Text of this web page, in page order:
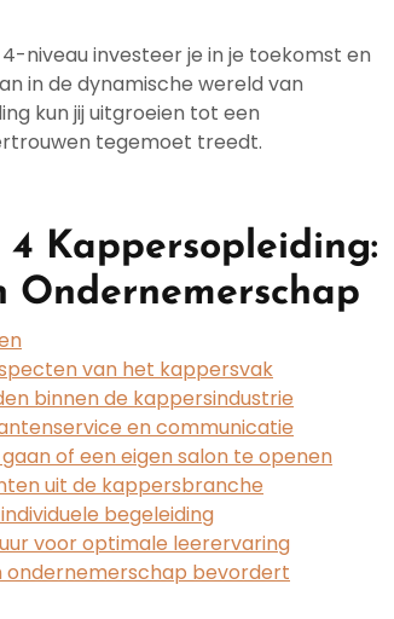
niveau investeer je in je toekomst en
in de dynamische wereld van
kun jij uitgroeien tot een
tegemoet treedt.
Kappersopleiding:
Ondernemerschap
van het kappersvak
binnen de kappersindustrie
en communicatie
of een eigen salon te openen
uit de kappersbranche
begeleiding
voor optimale leerervaring
ondernemerschap bevordert